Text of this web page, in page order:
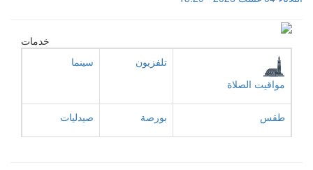
خدمات
مواقيت الصلاة
تلفزيون سينما
طقس بورصة صيدليات